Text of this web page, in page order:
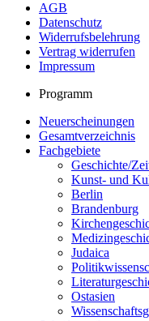
AGB
Datenschutz
Widerrufsbelehrung
Vertrag widerrufen
Impressum
Programm
Neuerscheinungen
Gesamtverzeichnis
Fachgebiete
Geschichte/
Kunst- und
Berlin
Brandenburg
Judaica
Ostasien